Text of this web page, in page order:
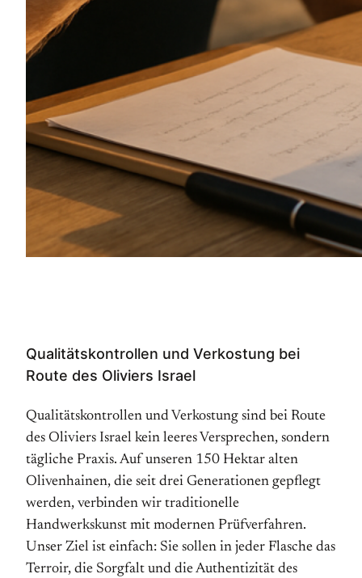
Qualitätskontrollen und Verkostung bei
Route des Oliviers Israel
Qualitätskontrollen und Verkostung sind bei Route
des Oliviers Israel kein leeres Versprechen, sondern
tägliche Praxis. Auf unseren 150 Hektar alten
Olivenhainen, die seit drei Generationen gepflegt
werden, verbinden wir traditionelle
Handwerkskunst mit modernen Prüfverfahren.
Unser Ziel ist einfach: Sie sollen in jeder Flasche das
Terroir, die Sorgfalt und die Authentizität des